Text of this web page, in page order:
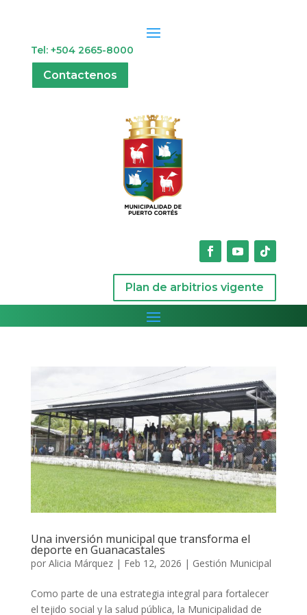
Tel: +504 2665-8000
Contactenos
Plan de arbitrios vigente
Una inversión municipal que transforma el
deporte en Guanacastales
por Alicia Márquez| Feb 12, 2026 | Gestión Municipal
Como parte de una estrategia integral para fortalecer
el tejido social y la salud pública, la Municipalidad de